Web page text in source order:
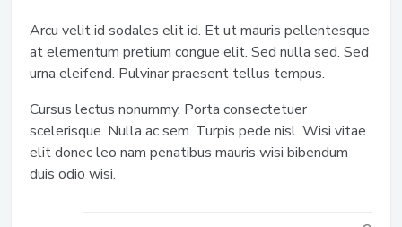
Arcu velit id sodales elit id. Et ut mauris pellentesque
at elementum pretium congue elit. Sed nulla sed. Sed
urna eleifend. Pulvinar praesent tellus tempus.
Cursus lectus nonummy. Porta consectetuer
scelerisque. Nulla ac sem. Turpis pede nisl. Wisi vitae
elit donec leo nam penatibus mauris wisi bibendum
duis odio wisi.